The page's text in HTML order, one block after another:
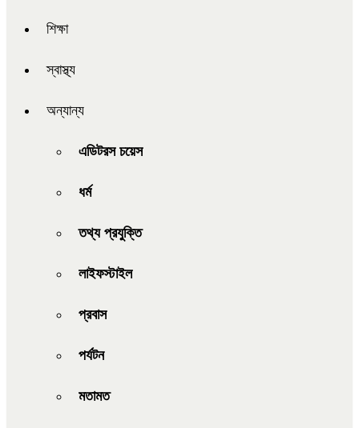
শিক্ষা
স্বাস্থ্য
অন্যান্য
এডিটরস চয়েস
ধর্ম
তথ্য প্রযুক্তি
লাইফস্টাইল
প্রবাস
পর্যটন
মতামত